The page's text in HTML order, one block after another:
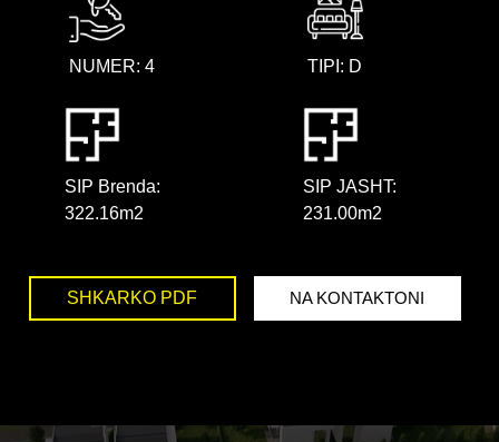
NUMER: 4 TIPI: D
SIP Brenda:
322.16m2
SIP JASHT:
231.00m2
SHKARKO PDF NA KONTAKTONI